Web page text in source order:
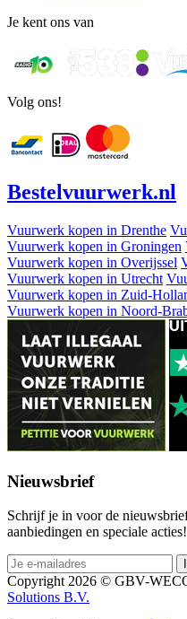
Je kent ons van
Volg ons!
Bestelvuurwerk.nl
Vuurwerk kopen in Drenthe
Vuurwerk kopen in Groningen
Vuurwerk kopen in Overijssel
Vuurwerk kopen in Utrecht
Vuurwerk kopen in Zuid-
Vuurwerk kopen in Noord-
Nieuwsbrief
Schrijf je in voor de
aanbiedingen en speciale acties!
Copyright 2026 © GBV-
Solutions B.V.